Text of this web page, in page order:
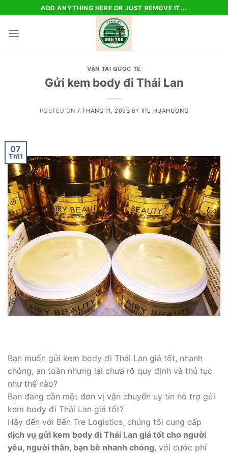
to
content
ADD ANYTHING HERE OR JUST REMOVE IT...
VẬN TẢI QUỐC TẾ
Gửi kem body đi Thái Lan
POSTED ON7 THÁNG 11, 2023 BY IPL_HUAHUONG
07
Th11
Bạn muốn gửi kem body đi Thái Lan giá tốt, nhanh
chóng, an toàn nhưng lại chưa rõ quy định và thủ tục
như thế nào?
Bạn đang cần một đơn vị vận chuyển uy tín hỗ trợ gửi
kem body đi Thái Lan giá tốt?
Hãy đến với Bến Tre Logistics, chúng tôi cung cấp
dịch vụ gửi kem body đi Thái Lan giá tốt cho người
yêu, người thân, bạn bè nhanh chóng, với cước phí